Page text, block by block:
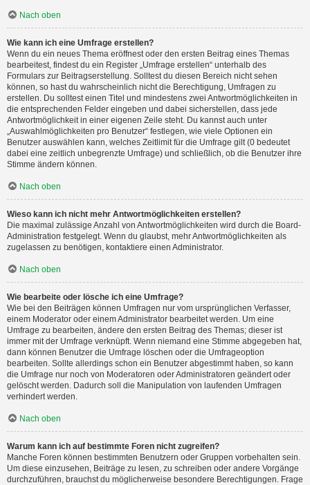
Nach oben
Wie kann ich eine Umfrage erstellen?
Wenn du ein neues Thema eröffnest oder den ersten Beitrag eines Themas
bearbeitest, findest du ein Register „Umfrage erstellen“ unterhalb des
Formulars zur Beitragserstellung. Solltest du diesen Bereich nicht sehen
können, so hast du wahrscheinlich nicht die Berechtigung, Umfragen zu
erstellen. Du solltest einen Titel und mindestens zwei Antwortmöglichkeiten in
die entsprechenden Felder eingeben und dabei sicherstellen, dass jede
Antwortmöglichkeit in einer eigenen Zeile steht. Du kannst auch unter
„Auswahlmöglichkeiten pro Benutzer“ festlegen, wie viele Optionen ein
Benutzer auswählen kann, welches Zeitlimit für die Umfrage gilt (0 bedeutet
dabei eine zeitlich unbegrenzte Umfrage) und schließlich, ob die Benutzer ihre
Stimme ändern können.
Nach oben
Wieso kann ich nicht mehr Antwortmöglichkeiten erstellen?
Die maximal zulässige Anzahl von Antwortmöglichkeiten wird durch die Board-
Administration festgelegt. Wenn du glaubst, mehr Antwortmöglichkeiten als
zugelassen zu benötigen, kontaktiere einen Administrator.
Nach oben
Wie bearbeite oder lösche ich eine Umfrage?
Wie bei den Beiträgen können Umfragen nur vom ursprünglichen Verfasser,
einem Moderator oder einem Administrator bearbeitet werden. Um eine
Umfrage zu bearbeiten, ändere den ersten Beitrag des Themas; dieser ist
immer mit der Umfrage verknüpft. Wenn niemand eine Stimme abgegeben hat,
dann können Benutzer die Umfrage löschen oder die Umfrageoption
bearbeiten. Sollte allerdings schon ein Benutzer abgestimmt haben, so kann
die Umfrage nur noch von Moderatoren oder Administratoren geändert oder
gelöscht werden. Dadurch soll die Manipulation von laufenden Umfragen
verhindert werden.
Nach oben
Warum kann ich auf bestimmte Foren nicht zugreifen?
Manche Foren können bestimmten Benutzern oder Gruppen vorbehalten sein.
Um diese einzusehen, Beiträge zu lesen, zu schreiben oder andere Vorgänge
durchzuführen, brauchst du möglicherweise besondere Berechtigungen. Frage